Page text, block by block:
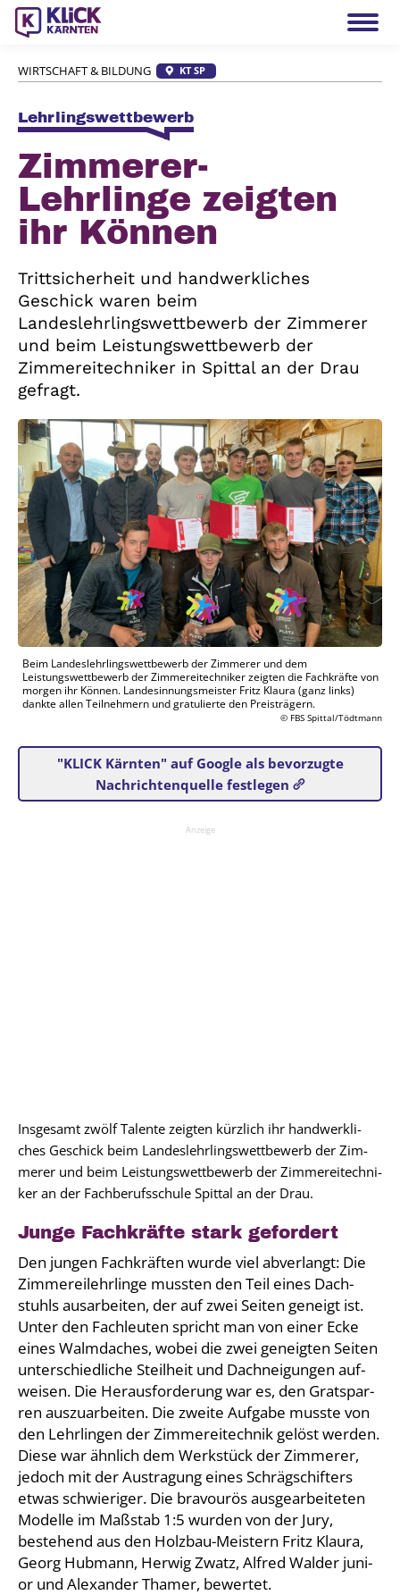
WIRTSCHAFT & BILDUNG KT SP
Lehrlingswettbewerb
Zim­me­rer-
Lehr­lin­ge zeig­ten
ihr Kön­nen
Trittsicherheit und handwerkliches
Geschick waren beim
Landeslehrlingswettbewerb der Zimmerer
und beim Leistungswettbewerb der
Zimmereitechniker in Spittal an der Drau
gefragt.
Beim Landeslehrlingswettbewerb der Zimmerer und dem
Leistungswettbewerb der Zimmereitechniker zeigten die Fachkräfte von
morgen ihr Können. Landesinnungsmeister Fritz Klaura (ganz links)
dankte allen Teilnehmern und gratulierte den Preisträgern.
© FBS Spittal/Tödtmann
"KLICK Kärnten" auf Google als bevorzugte
Nachrichtenquelle festlegen
Anzeige
Ins­ge­samt zwölf Talen­te zeig­ten kürz­lich ihr hand­werk­li­
ches Geschick beim Lan­des­lehr­lings­wett­be­werb der Zim­
me­rer und beim Leis­tungs­wett­be­werb der Zim­me­rei­tech­ni­
ker an der Fach­be­rufs­schu­le Spit­tal an der Drau.
Jun­ge Fach­kräf­te stark gefor­dert
Den jun­gen Fach­kräf­ten wur­de viel abver­langt: Die
Zim­me­rei­lehr­lin­ge muss­ten den Teil eines Dach­
stuhls aus­ar­bei­ten, der auf zwei Sei­ten geneigt ist.
Unter den Fach­leu­ten spricht man von einer Ecke
eines Walm­da­ches, wobei die zwei geneig­ten Sei­ten
unter­schied­li­che Steil­heit und Dach­nei­gun­gen auf­
wei­sen. Die Her­aus­for­de­rung war es, den Grat­spar­
ren aus­zu­ar­bei­ten. Die zwei­te Auf­ga­be muss­te von
den Lehr­lin­gen der Zim­me­rei­tech­nik gelöst wer­den.
Die­se war ähn­lich dem Werk­stück der Zim­me­rer,
jedoch mit der Aus­tra­gung eines Schräg­schif­ters
etwas schwie­ri­ger. Die bra­vou­rös aus­ge­ar­bei­te­ten
Model­le im Maß­stab 1:5 wur­den von der Jury,
bestehend aus den Holz­bau-Meis­tern Fritz Klau­ra,
Georg Hub­mann, Her­wig Zwatz, Alfred Wal­der juni­
or und Alex­an­der Tha­mer, bewer­tet.